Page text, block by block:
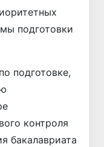
подготовки
подготовке,
контроля
бакалавриата